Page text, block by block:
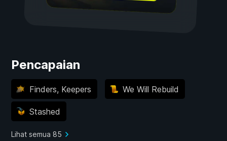
Pencapaian
Finders, Keepers We Will Rebuild
Stashed
Lihat semua 85